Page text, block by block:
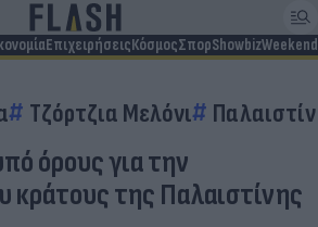
ΕπιχειρήσειςΚόσμοςΣπορShowbizWeekend
Τζόρτζια Μελόνι
όρους για την
κράτους της Παλαιστίνης